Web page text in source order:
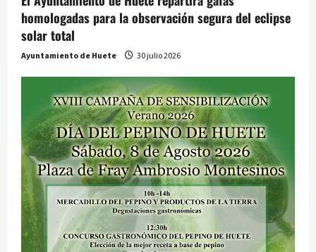
homologadas para la observación segura del eclipse
solar total
Ayuntamiento de Huete 30 julio 2026